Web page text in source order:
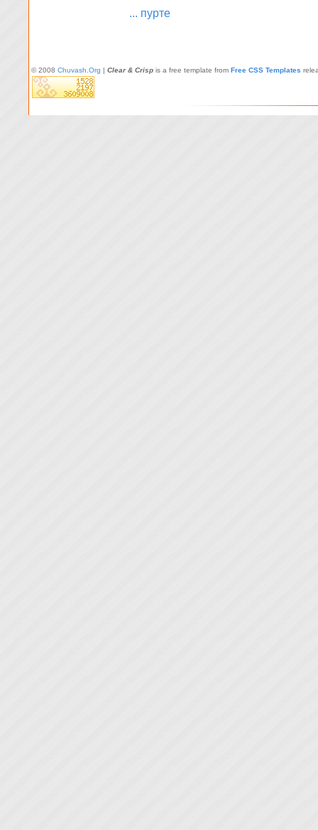
... пурте
© 2008 Chuvash.Org | Clear & Crisp is a free template from Free CSS Templates